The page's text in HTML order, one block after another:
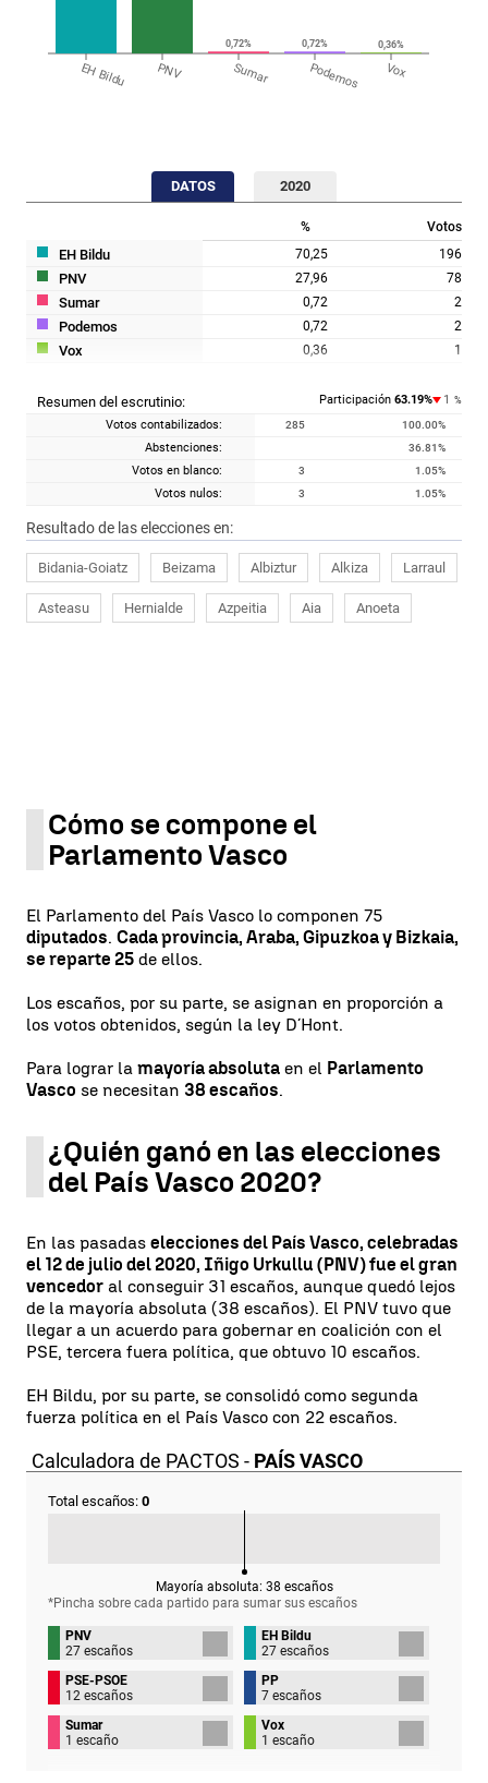
EH Bildu PNV Sumar Podemos Vox
0,72% 0,72% 0,36%
DATOS 2020
% Votos
EH Bildu 70,25 196
PNV 27,96 78
Sumar 0,72 2
Podemos 0,72 2
Vox 0,36 1
Resumen del escrutinio: Participación 63.19% 1 %
Votos contabilizados: 285 100.00%
Abstenciones: 36.81%
Votos en blanco: 3 1.05%
Votos nulos: 3 1.05%
Resultado de las elecciones en:
Bidania-Goiatz Beizama Albiztur Alkiza Larraul
Asteasu Hernialde Azpeitia Aia Anoeta
Cómo se compone el
Parlamento Vasco
El Parlamento del País Vasco lo componen 75
diputados. Cada provincia, Araba, Gipuzkoa y Bizkaia,
se reparte 25 de ellos.
Los escaños, por su parte, se asignan en proporción a
los votos obtenidos, según la ley D´Hont.
Para lograr la mayoría absoluta en el Parlamento
Vasco se necesitan 38 escaños.
¿Quién ganó en las elecciones
del País Vasco 2020?
En las pasadas elecciones del País Vasco, celebradas
el 12 de julio del 2020, Iñigo Urkullu (PNV) fue el gran
vencedor al conseguir 31 escaños, aunque quedó lejos
de la mayoría absoluta (38 escaños). El PNV tuvo que
llegar a un acuerdo para gobernar en coalición con el
PSE, tercera fuera política, que obtuvo 10 escaños.
EH Bildu, por su parte, se consolidó como segunda
fuerza política en el País Vasco con 22 escaños.
Calculadora de PACTOS - PAÍS VASCO
Total escaños: 0
Mayoría absoluta: 38 escaños
*Pincha sobre cada partido para sumar sus escaños
PNV
27 escaños
EH Bildu
27 escaños
PSE-PSOE
12 escaños
PP
7 escaños
Sumar
1 escaño
Vox
1 escaño